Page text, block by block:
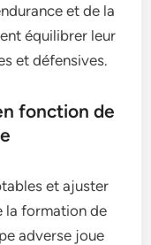
et de la
équilibrer leur
et défensives.
fonction de
et ajuster
la formation de
adverse joue